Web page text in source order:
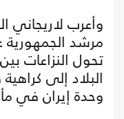
وأعرب لاريجاني
مرشد
تحول النزاعات
البلاد إلى
وحدة إيران في